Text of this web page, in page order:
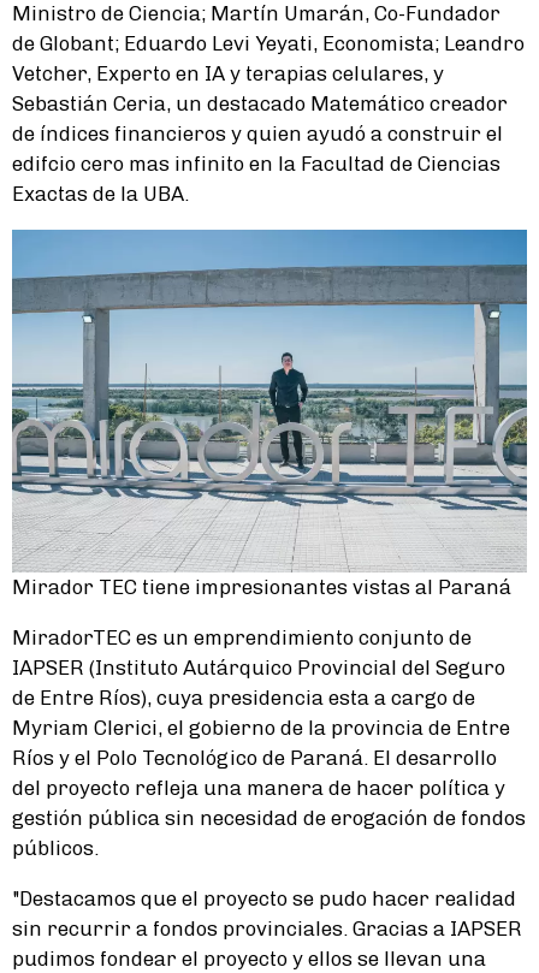
Ministro de Ciencia; Martín Umarán, Co-Fundador
de Globant; Eduardo Levi Yeyati, Economista; Leandro
Vetcher, Experto en IA y terapias celulares, y
Sebastián Ceria, un destacado Matemático creador
de índices financieros y quien ayudó a construir el
edifcio cero mas infinito en la Facultad de Ciencias
Exactas de la UBA.
Mirador TEC tiene impresionantes vistas al Paraná
MiradorTEC es un emprendimiento conjunto de
IAPSER (Instituto Autárquico Provincial del Seguro
de Entre Ríos), cuya presidencia esta a cargo de
Myriam Clerici, el gobierno de la provincia de Entre
Ríos y el Polo Tecnológico de Paraná. El desarrollo
del proyecto refleja una manera de hacer política y
gestión pública sin necesidad de erogación de fondos
públicos.
"Destacamos que el proyecto se pudo hacer realidad
sin recurrir a fondos provinciales. Gracias a IAPSER
pudimos fondear el proyecto y ellos se llevan una